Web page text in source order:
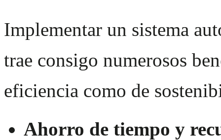
Implementar un sistema
trae consigo numerosos
eficiencia como de
Ahorro de tiempo y